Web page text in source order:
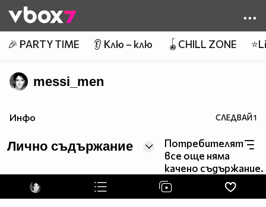
👾
🎉 PARTY TIME 👂 Клю – клю 🪀CHILL ZONE
messi_men
Инфо СЛЕДВАЙ1
Лично съдържание
Потребителят
все още няма
качено съдържание.